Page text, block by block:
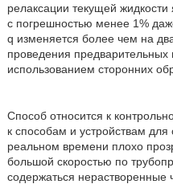
релаксации текущей
с погрешностью менее 1%
q изменяется более чем на
проведения предварительных
использованием сторонних
Способ относится к
к способам и устройствам
реальном времени плохо
большой скоростью по
содержаться нерастворенные